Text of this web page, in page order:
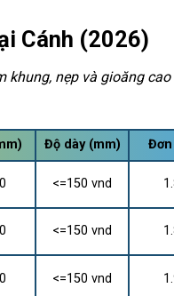
Cánh (2026)
nẹp và gioăng cao
Độ dày (mm)
<=150 vnd
<=150 vnd
<=150 vnd